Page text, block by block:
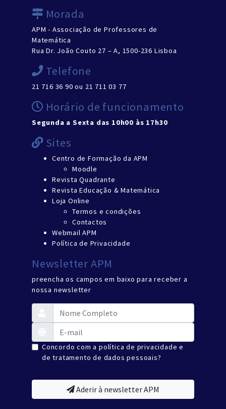
Morada
APM - Associação de Professores de
Matemática
Rua Dr. João Couto 27 – A, 1500-236 Lisboa
Telefone
21 716 36 90 ou 21 711 03 77
Horário de funcionamento
Segunda a Sexta das 10h00 às 17h30
Sites
Centro de Formação da APM
Moodle
Revista Quadrante
Revista Educação & Matemática
Loja Online
Termos e condições
Contactos
Webmail APM
Política de Privacidade
Newsletter APM
preencha os campos em baixo para receber a
nossa newsletter
Concordo com a política de privacidade e
de tratamento de dados pessoais?
Aderir à newsletter APM